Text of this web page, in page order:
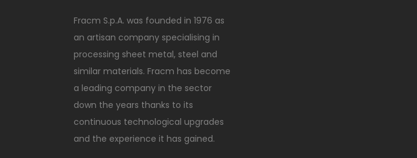
Fracm S.p.A. was founded in 1976 as
an artisan company specialising in
processing sheet metal, steel and
similar materials. Fracm has become
a leading company in the sector
down the years thanks to its
continuous technological upgrades
and the experience it has gained.